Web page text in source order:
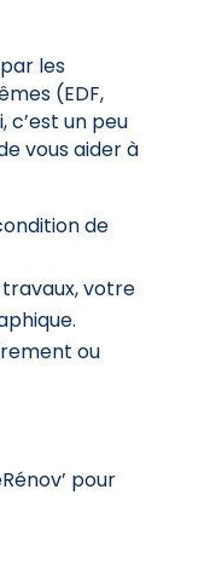
les
(EDF,
c’est un peu
vous aider à
de
votre
ou
pour